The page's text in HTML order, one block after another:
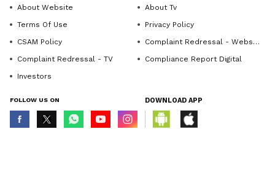
About Website
About Tv
Terms Of Use
Privacy Policy
CSAM Policy
Complaint Redressal - Website
Complaint Redressal - TV
Compliance Report Digital
Investors
FOLLOW US ON DOWNLOAD APP